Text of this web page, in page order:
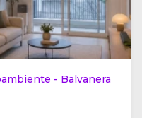
- Balvanera